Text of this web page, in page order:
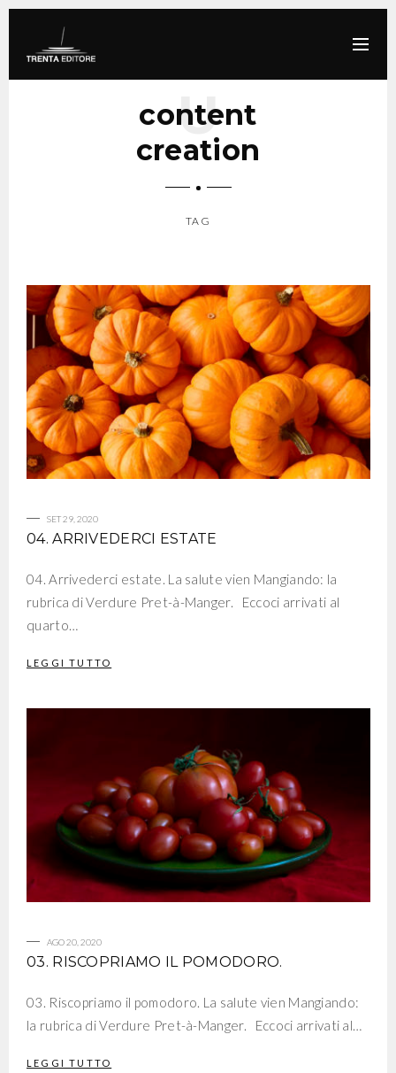
content
creation
TAG
SET 29, 2020
04. ARRIVEDERCI ESTATE
04. Arrivederci estate. La salute vien Mangiando: la
rubrica di Verdure Pret-à-Manger. Eccoci arrivati al
quarto…
LEGGI TUTTO
AGO 20, 2020
03. RISCOPRIAMO IL POMODORO.
03. Riscopriamo il pomodoro. La salute vien Mangiando:
la rubrica di Verdure Pret-à-Manger. Eccoci arrivati al…
LEGGI TUTTO